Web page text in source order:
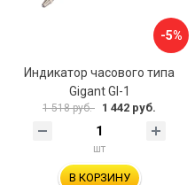
-5%
Индикатор часового типа
Gigant GI-1
1 518 руб. 1 442 руб.
шт
В КОРЗИНУ